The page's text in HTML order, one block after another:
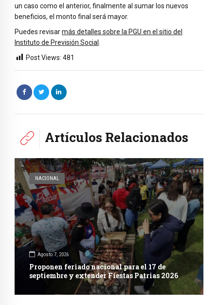
un caso como el anterior, finalmente al sumar los nuevos
beneficios, el monto final será mayor.
Puedes revisarmás detalles sobre la PGU en el sitio del
Instituto de Previsión Social
Post Views: 481
Artículos Relacionados
NACIONAL
Agosto 7, 2026
Proponen feriado nacional para el 17 de
septiembre y extender Fiestas Patrias 2026